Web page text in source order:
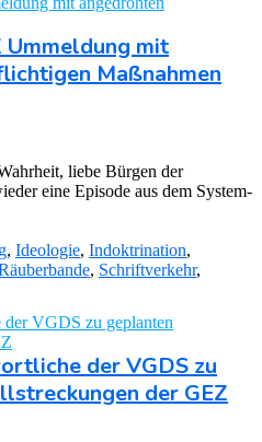
mit
Maßnahmen
liebe Bürgen der
eine Episode aus dem System-
, Ideologie, Indoktrination,
, Schriftverkehr,
der VGDS zu
der GEZ